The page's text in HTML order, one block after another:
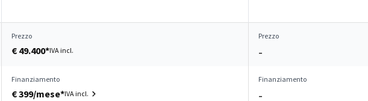
Prezzo
€ 49.400*IVA incl.
Prezzo
–
Finanziamento
€ 399/mese*IVA incl.
Finanziamento
–